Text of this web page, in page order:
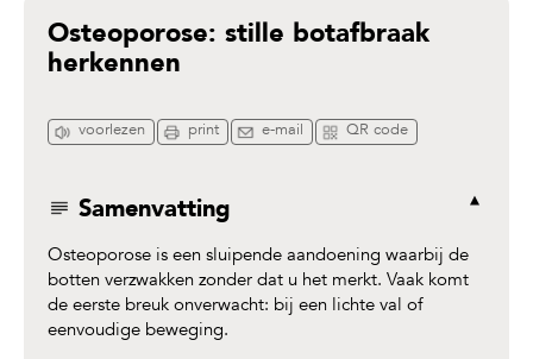
Osteoporose: stille botafbraak
herkennen
voorlezen print e-mail QR code
Samenvatting
Osteoporose is een sluipende aandoening waarbij de
botten verzwakken zonder dat u het merkt. Vaak komt
de eerste breuk onverwacht: bij een lichte val of
eenvoudige beweging.